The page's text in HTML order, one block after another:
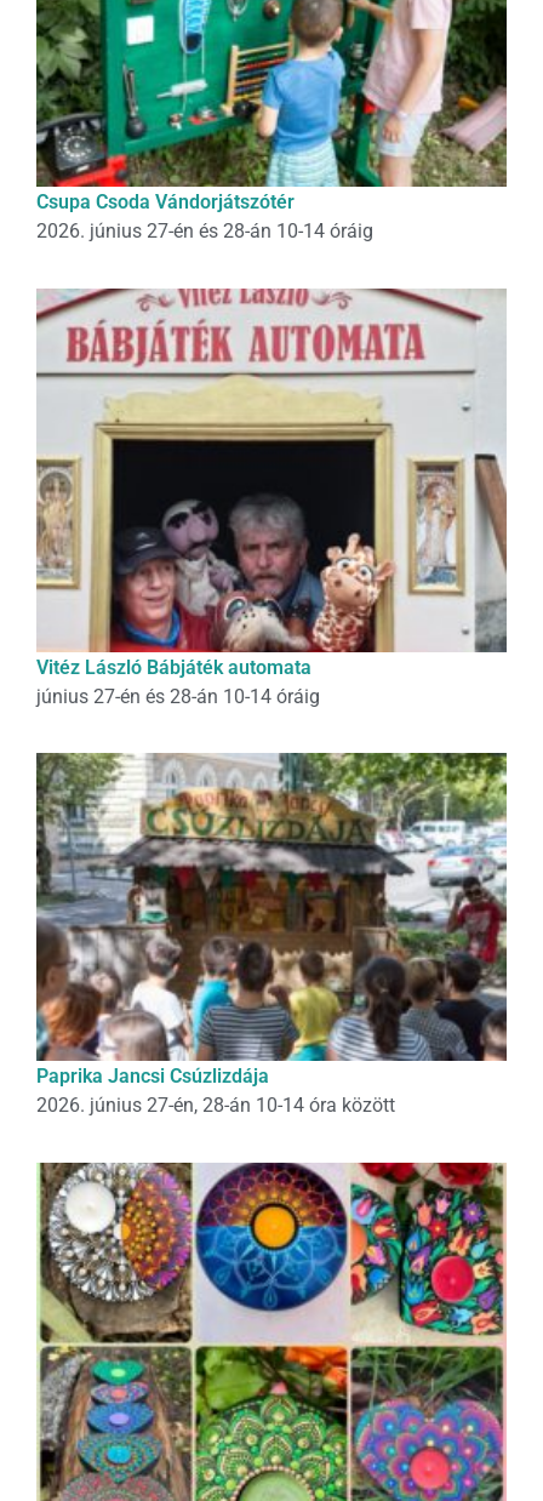
Csupa Csoda Vándorjátszótér
2026. június 27-én és 28-án 10-14 óráig
Vitéz László Bábjáték automata
június 27-én és 28-án 10-14 óráig
Paprika Jancsi Csúzlizdája
2026. június 27-én, 28-án 10-14 óra között